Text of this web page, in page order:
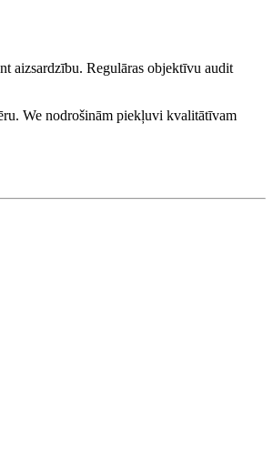
aizsardzību. Regulāras objektīvu audit
We nodrošinām piekļuvi kvalitātīvam